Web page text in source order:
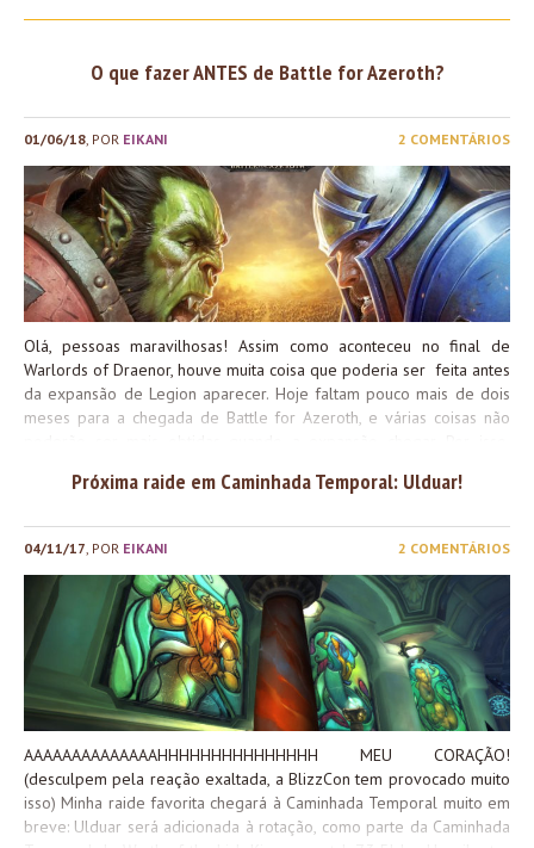
O que fazer ANTES de Battle for Azeroth?
01/06/18, POR EIKANI 2 COMENTÁRIOS
Olá, pessoas maravilhosas! Assim como aconteceu no final de
Warlords of Draenor, houve muita coisa que poderia ser feita antes
da expansão de Legion aparecer. Hoje faltam pouco mais de dois
meses para a chegada de Battle for Azeroth, e várias coisas não
antes do ser feito antes do pré-patch, e as que estão mais fáceis
removido, o que vai ser mais difícil, além de notas para o que não
vai mudar de uma expansão pra outra: O que vai ser REMOVIDO no
8.0 (Pré-patch): Acima do Normal e Vanguarda As seguintes
conquistas não poderão mais ser obtidas: Vanguarda: Argus, o
Descriador – Matar Argus na dificuldade Mítica Acima do normal:
Argus, o Descriador – Matar Argus...
Próxima raide em Caminhada Temporal: Ulduar!
04/11/17 , POR EIKANI 2 COMENTÁRIOS
AAAAAAAAAAAAAAHHHHHHHHHHHHHHH MEU CORAÇÃO!
(desculpem pela reação exaltada, a BlizzCon tem provocado muito
isso) Minha raide favorita chegará à Caminhada Temporal muito em
breve: Ulduar será adicionada à rotação, como parte da Caminhada